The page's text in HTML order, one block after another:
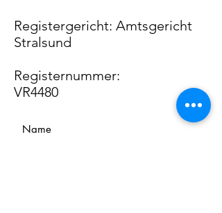
Registergericht: Amtsgericht
Stralsund
Registernummer:
VR4480